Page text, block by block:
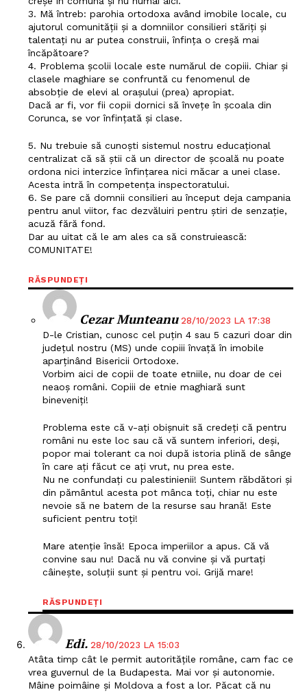
Un proiect
FREEDOM HOUSE ROMÂNIA
Despre noi / Echipa
Proiecte editoriale
Rețea
Contact
3. Mă întreb: parohia ortodoxa având imobile locale, cu
ajutorul comunității și a domniilor consilieri stăriți și
talentați nu ar putea construii, înfința o creșă mai
încăpătoare?
4. Problema școlii locale este numărul de copiii. Chiar și
clasele maghiare se confruntă cu fenomenul de
absobție de elevi al orașului (prea) apropiat.
Dacă ar fi, vor fii copii dornici să învețe în școala din
Corunca, se vor înfințată și clase.
5. Nu trebuie să cunoști sistemul nostru educațional
centralizat că să știi că un director de școală nu poate
ordona nici interzice înfințarea nici măcar a unei clase.
Acesta intră în competența inspectoratului.
6. Se pare că domnii consilieri au început deja campania
pentru anul viitor, fac dezvăluiri pentru știri de senzație,
acuză fără fond.
Dar au uitat că le am ales ca să construiească:
COMUNITATE!
RĂSPUNDEȚI
Cezar Munteanu 28/10/2023 LA 17:38
D-le Cristian, cunosc cel puțin 4 sau 5 cazuri doar din
județul nostru (MS) unde copiii învață în imobile
aparținând Bisericii Ortodoxe.
Vorbim aici de copii de toate etniile, nu doar de cei
neaoș români. Copiii de etnie maghiară sunt
bineveniți!
Problema este că v-ați obișnuit să credeți că pentru
români nu este loc sau că vă suntem inferiori, deși,
popor mai tolerant ca noi după istoria plină de sânge
în care ați făcut ce ați vrut, nu prea este.
Nu ne confundați cu palestinienii! Suntem răbdători și
din pământul acesta pot mânca toți, chiar nu este
nevoie să ne batem de la resurse sau hrană! Este
suficient pentru toți!
Mare atenție însă! Epoca imperiilor a apus. Că vă
convine sau nu! Dacă nu vă convine și vă purtați
câinește, soluții sunt și pentru voi. Grijă mare!
RĂSPUNDEȚI
Edi. 28/10/2023 LA 15:03
Atâta timp cât le permit autoritățile române, cam fac ce
vrea guvernul de la Budapesta. Mai vor și autonomie.
Mâine poimâine și Moldova a fost a lor. Păcat că nu